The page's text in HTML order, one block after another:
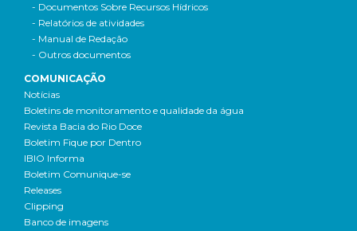
- Documentos Sobre Recursos Hídricos
- Relatórios de atividades
- Manual de Redação
- Outros documentos
COMUNICAÇÃO
Notícias
Boletins de monitoramento e qualidade da água
Revista Bacia do Rio Doce
Boletim Fique por Dentro
IBIO Informa
Boletim Comunique-se
Releases
Clipping
Banco de imagens